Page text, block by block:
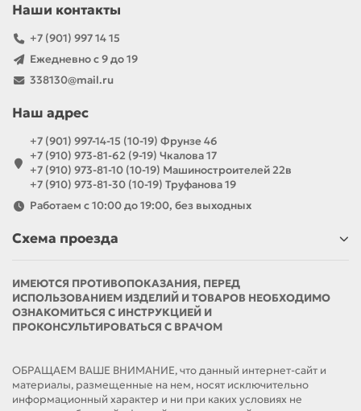
Наши контакты
+7 (901) 997 14 15
Ежедневно с 9 до 19
338130@mail.ru
Наш адрес
+7 (901) 997-14-15 (10-19) Фрунзе 46
+7 (910) 973-81-62 (9-19) Чкалова 17
+7 (910) 973-81-10 (10-19) Машиностроителей 22в
+7 (910) 973-81-30 (10-19) Труфанова 19
Работаем с 10:00 до 19:00, без выходных
Схема проезда
ИМЕЮТСЯ ПРОТИВОПОКАЗАНИЯ, ПЕРЕД
ИСПОЛЬЗОВАНИЕМ ИЗДЕЛИЙ И ТОВАРОВ НЕОБХОДИМО
ОЗНАКОМИТЬСЯ С ИНСТРУКЦИЕЙ И
ПРОКОНСУЛЬТИРОВАТЬСЯ С ВРАЧОМ
ОБРАЩАЕМ ВАШЕ ВНИМАНИЕ, что данный интернет-сайт и
материалы, размещенные на нем, носят исключительно
информационный характер и ни при каких условиях не